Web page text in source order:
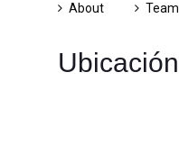
About
Team
Ubicación